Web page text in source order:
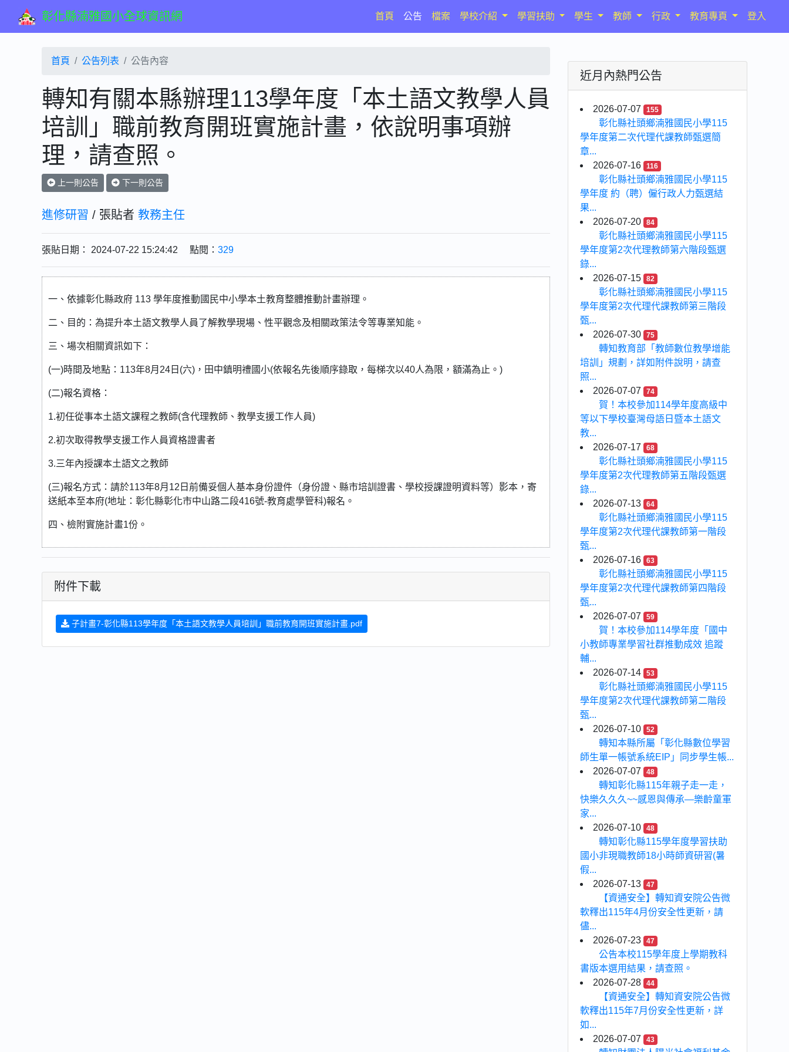
彰化縣湳雅國小全球資訊網 首頁(current)
公告 檔案 學校介紹 學習扶助 學生 教師 行政 教育專頁 登入
首頁 公告列表 公告內容
轉知有關本縣辦理113學年度「本土語文教學人員
培訓」職前教育開班實施計畫，依說明事項辦
理，請查照。
上一則公告 下一則公告
進修研習 / 張貼者 教務主任
張貼日期： 2024-07-22 15:24:42 點閱： 329
一、依據彰化縣政府 113 學年度推動國民中小學本土教育整體推動計畫辦理。
二、目的：為提升本土語文教學人員了解教學現場、性平觀念及相關政策法令等專業知能。
三、場次相關資訊如下：
(一)時間及地點：113年8月24日(六)，田中鎮明禮國小(依報名先後順序錄取，每梯次以40人為限，額滿為止。)
(二)報名資格：
1.初任從事本土語文課程之教師(含代理教師、教學支援工作人員)
2.初次取得教學支援工作人員資格證書者
3.三年內授課本土語文之教師
(三)報名方式：請於113年8月12日前備妥個人基本身份證件（身份證、縣市培訓證書、學校授課證明資料等）影本，寄
送紙本至本府(地址：彰化縣彰化市中山路二段416號-教育處學管科)報名。
四、檢附實施計畫1份。
附件下載
子計畫7-彰化縣113學年度「本土語文教學人員培訓」職前教育開班實施計畫.pdf
近月內熱門公告
2026-07-07 155
彰化縣社頭鄉湳雅國民小學115
學年度第二次代理代課教師甄選簡
章...
2026-07-16
116
彰化縣社頭鄉湳雅國民小學115
學年度 約（聘）僱行政人力甄選結
果...
2026-07-20
84
彰化縣社頭鄉湳雅國民小學115
學年度第2次代理教師第六階段甄選
錄...
2026-07-15
82
彰化縣社頭鄉湳雅國民小學115
學年度第2次代理代課教師第三階段
甄...
2026-07-30
75
轉知教育部「教師數位教學增能
培訓」規劃，詳如附件說明，請查
照...
2026-07-07
74
賀！本校參加114學年度高級中
等以下學校臺灣母語日暨本土語文
教...
2026-07-17
68
彰化縣社頭鄉湳雅國民小學115
學年度第2次代理教師第五階段甄選
錄...
2026-07-13
64
彰化縣社頭鄉湳雅國民小學115
學年度第2次代理代課教師第一階段
甄...
2026-07-16
63
彰化縣社頭鄉湳雅國民小學115
學年度第2次代理代課教師第四階段
甄...
2026-07-07
59
賀！本校參加114學年度「國中
小教師專業學習社群推動成效 追蹤
輔...
2026-07-14
53
彰化縣社頭鄉湳雅國民小學115
學年度第2次代理代課教師第二階段
甄...
2026-07-10
52
轉知本縣所屬「彰化縣數位學習
師生單一帳號系統EIP」同步學生帳...
2026-07-07
48
轉知彰化縣115年親子走一走，
快樂久久久~~感恩與傳承—樂齡童軍
家...
2026-07-10
48
轉知彰化縣115學年度學習扶助
國小非現職教師18小時師資研習(暑
假...
2026-07-13
47
【資通安全】轉知資安院公告微
軟釋出115年4月份安全性更新，請
儘...
2026-07-23
47
公告本校115學年度上學期教科
書版本選用結果，請查照。
2026-07-28
44
【資通安全】轉知資安院公告微
軟釋出115年7月份安全性更新，詳
如...
2026-07-07
43